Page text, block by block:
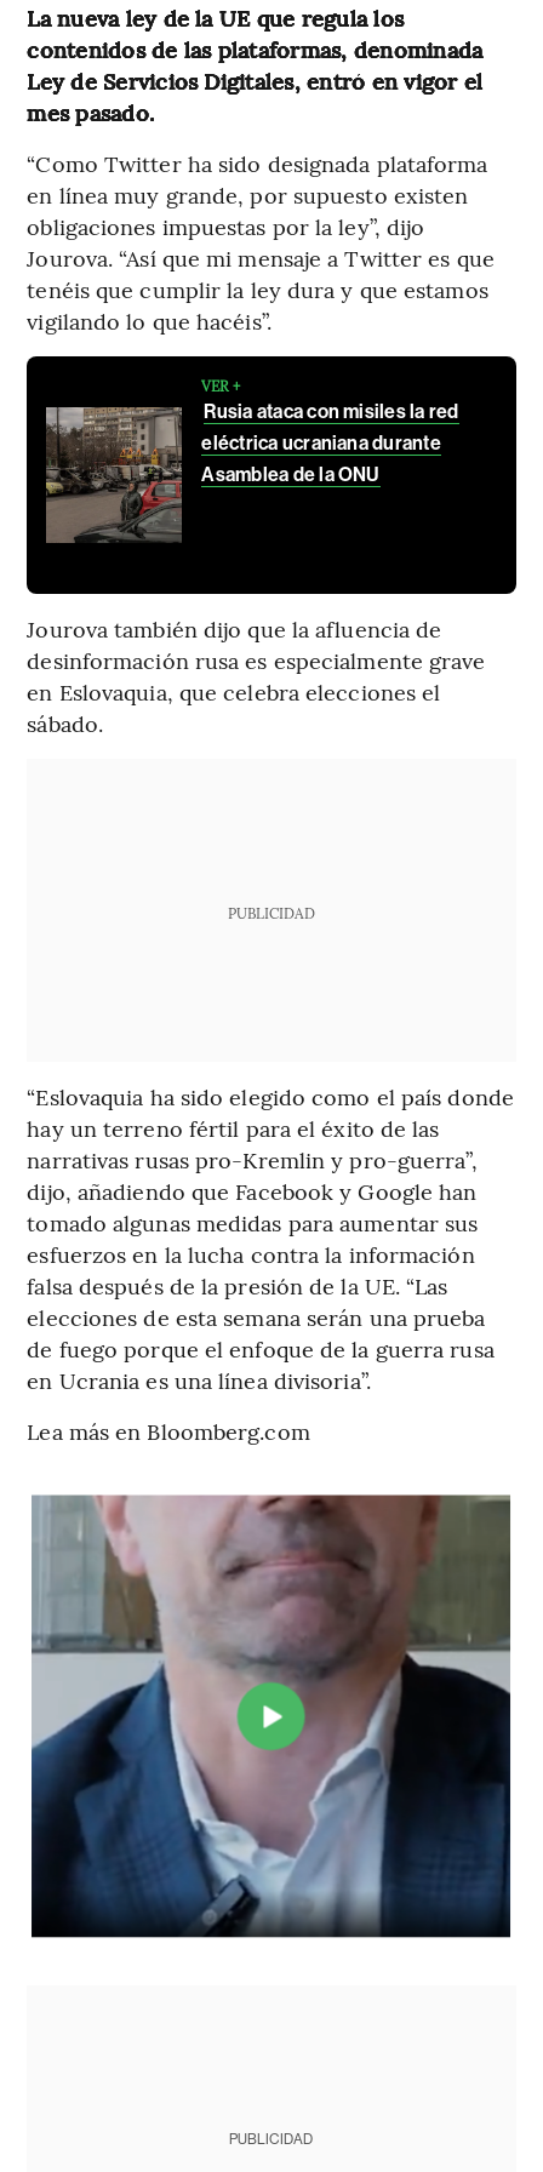
La nueva ley de la UE que regula los
contenidos de las plataformas, denominada
Ley de Servicios Digitales, entró en vigor el
mes pasado.
“Como Twitter ha sido designada plataforma
en línea muy grande, por supuesto existen
obligaciones impuestas por la ley”, dijo
Jourova. “Así que mi mensaje a Twitter es que
tenéis que cumplir la ley dura y que estamos
vigilando lo que hacéis”.
VER +
Rusia ataca con misiles la red
eléctrica ucraniana durante
Asamblea de la ONU
Jourova también dijo que la afluencia de
desinformación rusa es especialmente grave
en Eslovaquia, que celebra elecciones el
sábado.
PUBLICIDAD
“Eslovaquia ha sido elegido como el país donde
hay un terreno fértil para el éxito de las
narrativas rusas pro-Kremlin y pro-guerra”,
dijo, añadiendo que Facebook y Google han
tomado algunas medidas para aumentar sus
esfuerzos en la lucha contra la información
falsa después de la presión de la UE. “Las
elecciones de esta semana serán una prueba
de fuego porque el enfoque de la guerra rusa
en Ucrania es una línea divisoria”.
Lea más en Bloomberg.com
PUBLICIDAD